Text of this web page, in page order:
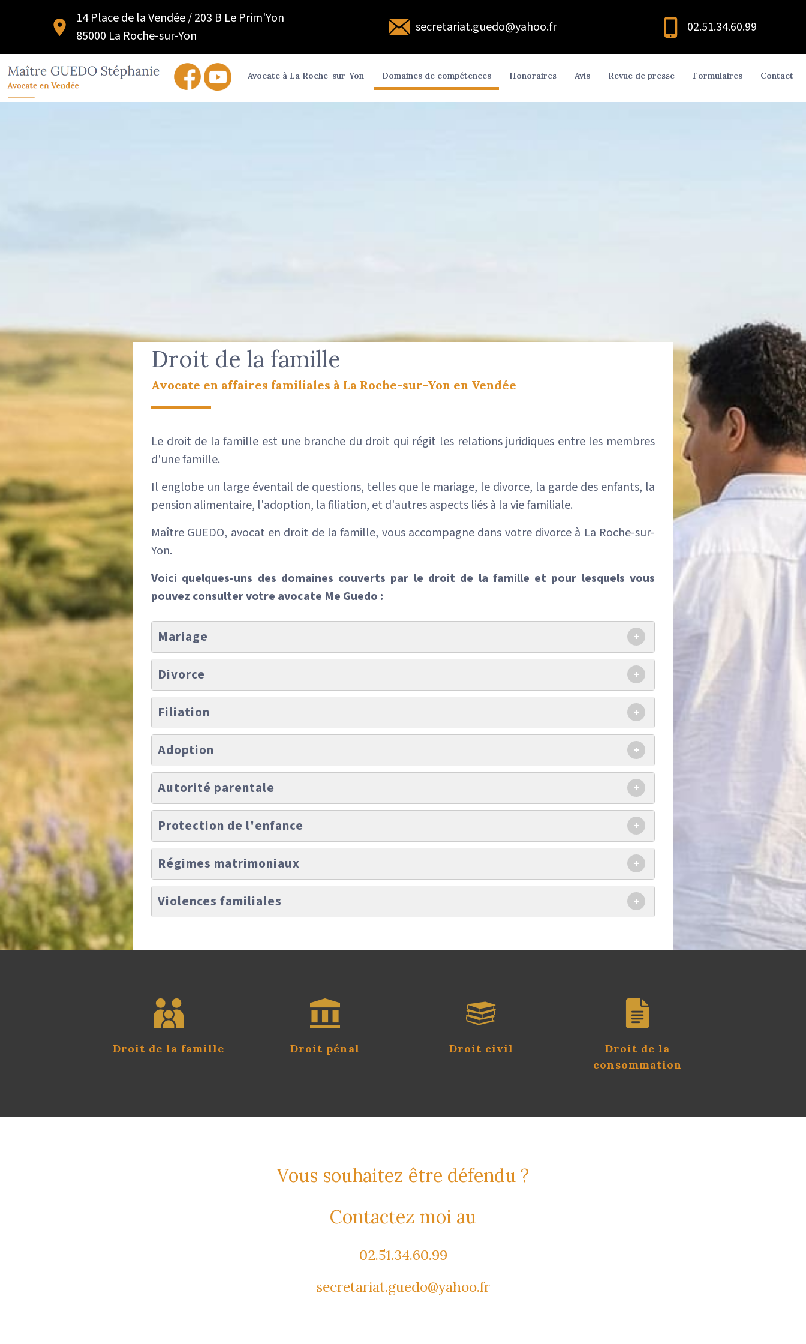
14 Place de la Vendée / 203 B Le Prim'Yon
85000 La Roche-sur-Yon
secretariat.guedo@yahoo.fr 02.51.34.60.99
Avocate à La Roche-sur-Yon Domaines de compétences Honoraires Avis Revue de presse Formulaires Contact
Droit de la famille
Avocate en affaires familiales à La Roche-sur-Yon en Vendée
Le droit de la famille est une branche du droit qui régit les relations juridiques entre les membres
d'une famille.
Il englobe un large éventail de questions, telles que le mariage, le divorce, la garde des enfants, la
pension alimentaire, l'adoption, la filiation, et d'autres aspects liés à la vie familiale.
Maître GUEDO, avocat en droit de la famille, vous accompagne dans votre divorce à La Roche-sur-
Yon.
Voici quelques-uns des domaines couverts par le droit de la famille et pour lesquels vous
pouvez consulter votre avocate Me Guedo :
Mariage +
Divorce +
Filiation +
Adoption +
Autorité parentale +
Protection de l'enfance +
Régimes matrimoniaux +
Violences familiales +
Droit de la famille Droit pénal Droit civil
Droit de la
consommation
Vous souhaitez être défendu ?
Contactez moi au
02.51.34.60.99
secretariat.guedo@yahoo.fr